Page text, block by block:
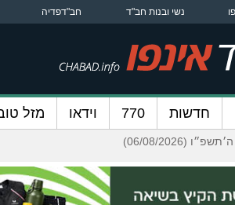
נשי ובנות חב"ד חב"דפדיה
חדשות 770 וידאו מזל
(06/08/2026)